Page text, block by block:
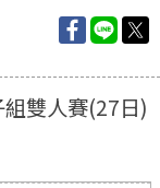
雙人賽(27日)